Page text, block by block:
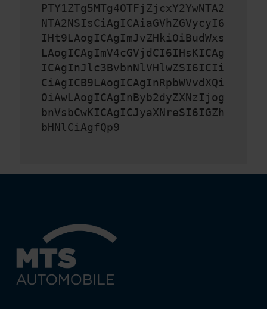
PTY1ZTg5MTg4OTFjZjcxY2YwNTA2
NTA2NSIsCiAgICAiaGVhZGVycyI6
IHt9LAogICAgImJvZHkiOiBudWxs
LAogICAgImV4cGVjdCI6IHsKICAg
ICAgInJlc3BvbnNlVHlwZSI6ICIi
CiAgICB9LAogICAgInRpbWVvdXQi
OiAwLAogICAgInByb2dyZXNzIjog
bnVsbCwKICAgICJyaXNreSI6IGZh
bHNlCiAgfQp9